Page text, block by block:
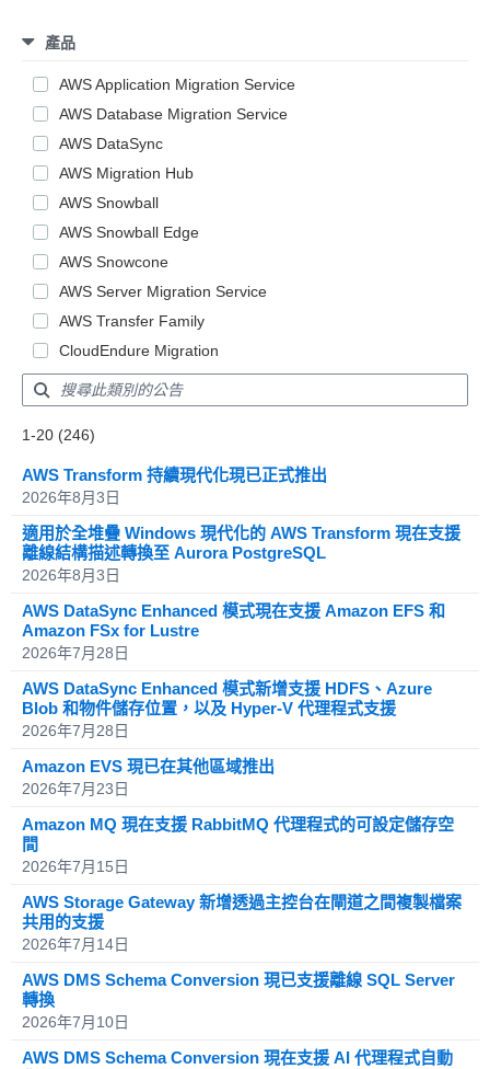
產品
AWS Application Migration Service
AWS Database Migration Service
AWS DataSync
AWS Migration Hub
AWS Snowball
AWS Snowball Edge
AWS Snowcone
AWS Server Migration Service
AWS Transfer Family
CloudEndure Migration
1-20 (246)
Showing results: 1-20
AWS Transform 持續現代化現已正式推出
2026年8月3日
適用於全堆疊 Windows 現代化的 AWS Transform 現在支援
離線結構描述轉換至 Aurora PostgreSQL
2026年8月3日
AWS DataSync Enhanced 模式現在支援 Amazon EFS 和
Amazon FSx for Lustre
2026年7月28日
AWS DataSync Enhanced 模式新增支援 HDFS、Azure
Blob 和物件儲存位置，以及 Hyper-V 代理程式支援
2026年7月28日
Amazon EVS 現已在其他區域推出
2026年7月23日
Amazon MQ 現在支援 RabbitMQ 代理程式的可設定儲存空
間
2026年7月15日
AWS Storage Gateway 新增透過主控台在閘道之間複製檔案
共用的支援
2026年7月14日
AWS DMS Schema Conversion 現已支援離線 SQL Server
轉換
2026年7月10日
AWS DMS Schema Conversion 現在支援 AI 代理程式自動